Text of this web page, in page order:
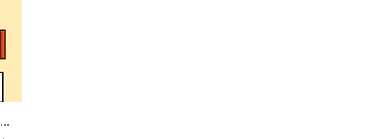
당뇨병 관리: 운동의 한계와 식습관 개선